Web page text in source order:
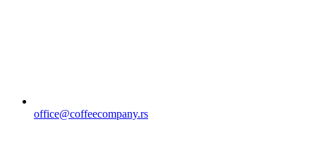
office@coffeecompany.rs